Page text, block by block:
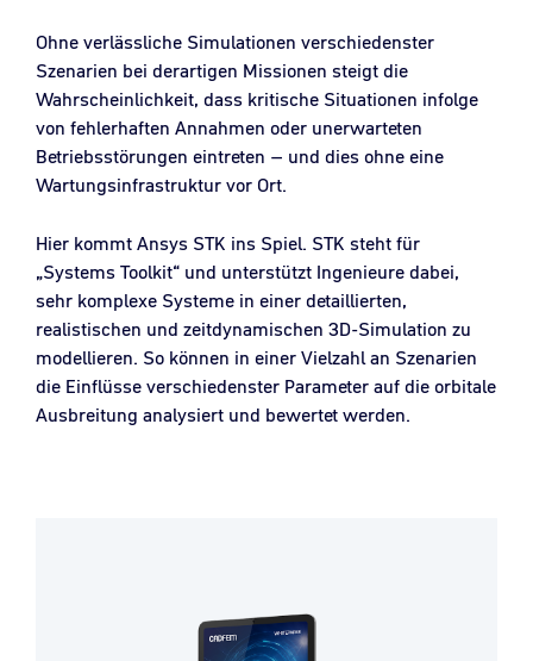
Ohne verlässliche Simulationen verschiedenster
Szenarien bei derartigen Missionen steigt die
Wahrscheinlichkeit, dass kritische Situationen infolge
von fehlerhaften Annahmen oder unerwarteten
Betriebsstörungen eintreten – und dies ohne eine
Wartungsinfrastruktur vor Ort.
Hier kommt Ansys STK ins Spiel. STK steht für
„Systems Toolkit“ und unterstützt Ingenieure dabei,
sehr komplexe Systeme in einer detaillierten,
realistischen und zeitdynamischen 3D-Simulation zu
modellieren. So können in einer Vielzahl an Szenarien
die Einflüsse verschiedenster Parameter auf die orbitale
Ausbreitung analysiert und bewertet werden.